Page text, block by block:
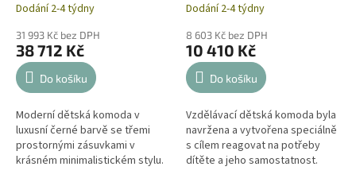
Dodání 2-4 týdny
31 993 Kč bez DPH
38 712 Kč
Do košíku
Moderní dětská komoda v
luxusní černé barvě se třemi
prostornými zásuvkami v
krásném minimalistickém stylu.
Dodání 2-4 týdny
8 603 Kč bez DPH
10 410 Kč
Do košíku
Vzdělávací dětská komoda byla
navržena a vytvořena speciálně
s cílem reagovat na potřeby
dítěte a jeho samostatnost.